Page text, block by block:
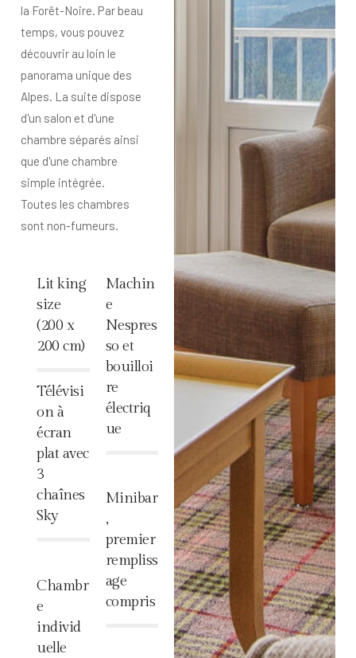
la Forêt-Noire. Par beau
temps, vous pouvez
découvrir au loin le
panorama unique des
Alpes. La suite dispose
d'un salon et d'une
chambre séparés ainsi
que d'une chambre
simple intégrée.
Toutes les chambres
sont non-fumeurs.
Lit king
size
(200 x
200 cm)
Télévisi
on à
écran
plat avec
3
chaînes
Sky
Chambr
e
individ
uelle
Machin
e
Nespres
so et
bouilloi
re
électriq
ue
Minibar
,
premier
rempliss
age
compris